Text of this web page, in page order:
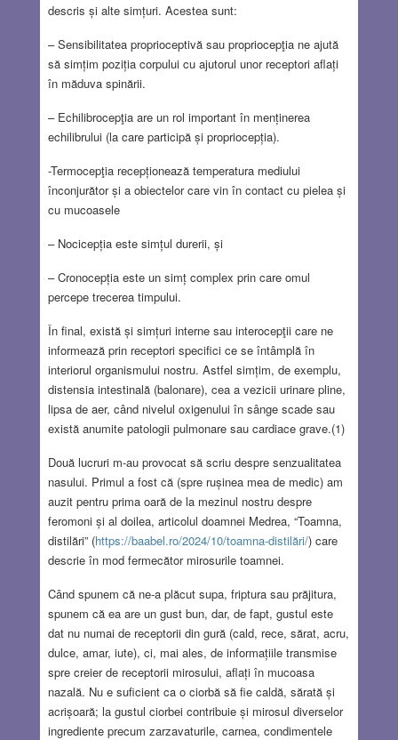
descris și alte simțuri. Acestea sunt:
– Sensibilitatea proprioceptivă sau propriocepţia ne ajută
să simțim poziția corpului cu ajutorul unor receptori aflați
în măduva spinării.
– Echilibrocepţia are un rol important în menținerea
echilibrului (la care participă și propriocepția).
-Termocepţia recepționează temperatura mediului
înconjurător și a obiectelor care vin în contact cu pielea și
cu mucoasele
– Nocicepția este simțul durerii, și
– Cronocepția este un simț complex prin care omul
percepe trecerea timpului.
În final, există și simțuri interne sau interocepţii care ne
informează prin receptori specifici ce se întâmplă în
interiorul organismului nostru. Astfel simțim, de exemplu,
distensia intestinală (balonare), cea a vezicii urinare pline,
lipsa de aer, când nivelul oxigenului în sânge scade sau
există anumite patologii pulmonare sau cardiace grave.(1)
Două lucruri m-au provocat să scriu despre senzualitatea
nasului. Primul a fost că (spre rușinea mea de medic) am
auzit pentru prima oară de la mezinul nostru despre
feromoni și al doilea, articolul doamnei Medrea, “Toamna,
distilări” (https://baabel.ro/2024/10/toamna-distilări/) care
descrie în mod fermecător mirosurile toamnei.
Când spunem că ne-a plăcut supa, friptura sau prăjitura,
spunem că ea are un gust bun, dar, de fapt, gustul este
dat nu numai de receptorii din gură (cald, rece, sărat, acru,
dulce, amar, iute), ci, mai ales, de informațiile transmise
spre creier de receptorii mirosului, aflați în mucoasa
nazală. Nu e suficient ca o ciorbă să fie caldă, sărată și
acrișoară; la gustul ciorbei contribuie și mirosul diverselor
ingrediente precum zarzavaturile, carnea, condimentele